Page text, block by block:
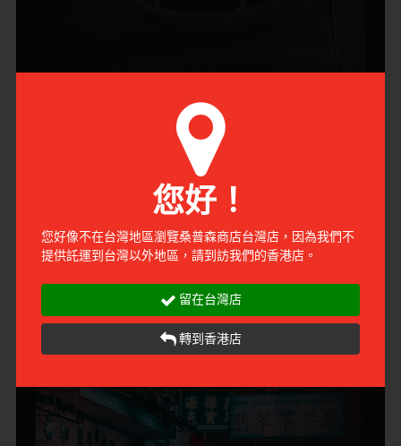
剛剛好，正好適合放入你的褲袋
細小設計的鐵罐方便隨身攜帶，大小剛好地放入男士的褲
袋，香膏在任何場合都能大展所長。你可以跟客人見面前塗
一下增強自信，你也可以與愛人共餐前塗一下展現魅力。所
有男士都應該擁有一罐為紳士打造的香膏。
您好！
您好像不在台灣地區瀏覽桑普森商店台灣店，因為我們不
提供託運到台灣以外地區，請到訪我們的香港店。
留在台灣店
轉到香港店